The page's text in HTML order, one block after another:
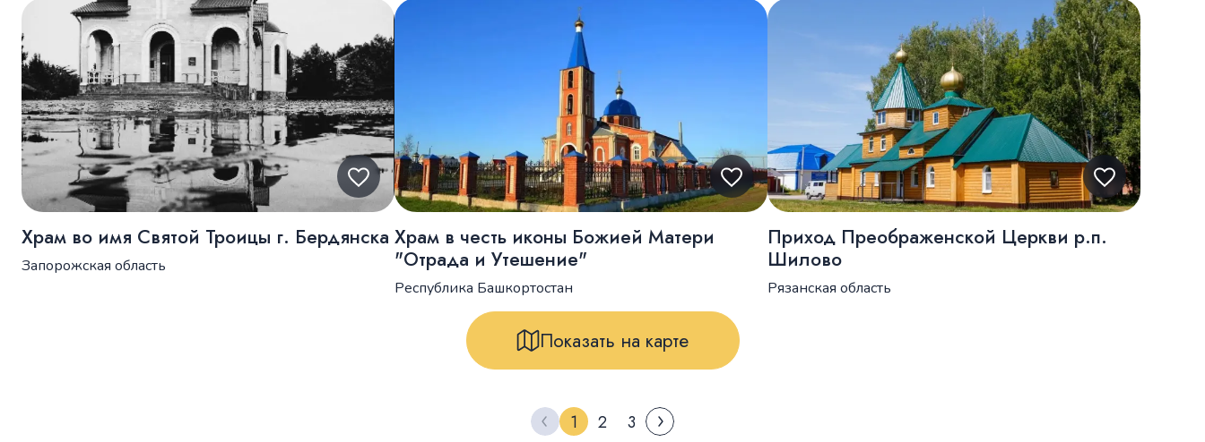
Храм во имя Святой Троицы г. Бердянска
Запорожская область
Храм в честь иконы Божией Матери
"Отрада и Утешение"
Республика Башкортостан
Приход Преображенской Церкви р.п.
Шилово
Рязанская область
1 2 3
Показать на карте